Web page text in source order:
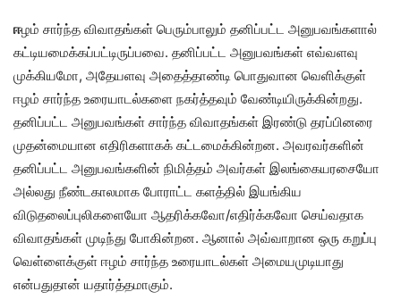
ஈழம் சார்ந்த விவாதங்கள் பெரும்பாலும் தனிப்பட்ட அனுபவங்களால்
கட்டியமைக்கப்பட்டிருப்பவை. தனிப்பட்ட அனுபவங்கள் எவ்வளவு
முக்கியமோ, அதேயளவு அதைத்தாண்டி பொதுவான வெளிக்குள்
ஈழம் சார்ந்த உரையாடல்களை நகர்த்தவும் வேண்டியிருக்கின்றது.
தனிப்பட்ட அனுபவங்கள் சார்ந்த விவாதங்கள் இரண்டு தரப்பினரை
முதன்மையான எதிரிகளாகக் கட்டமைக்கின்றன. அவரவர்களின்
தனிப்பட்ட அனுபவங்களின் நிமித்தம் அவர்கள் இலங்கையரசையோ
அல்லது நீண்டகாலமாக போராட்ட களத்தில் இயங்கிய
விடுதலைப்புலிகளையோ ஆதரிக்கவோ/எதிர்க்கவோ செய்வதாக
விவாதங்கள் முடிந்து போகின்றன. ஆனால் அவ்வாறான ஒரு கறுப்பு
வெள்ளைக்குள் ஈழம் சார்ந்த உரையாடல்கள் அமையமுடியாது
என்பதுதான் யதார்த்தமாகும்.